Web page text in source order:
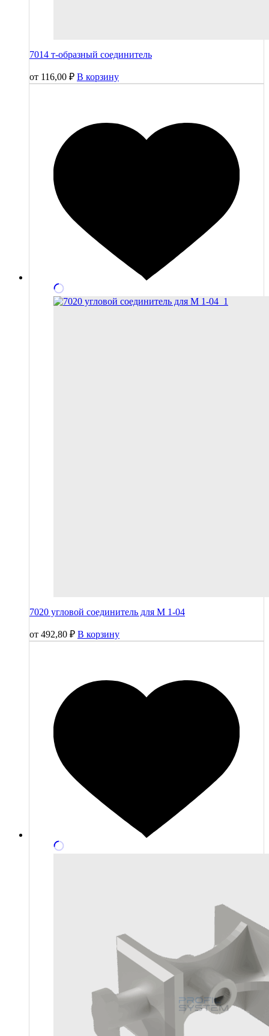
7014 т-образный соединитель
от 116,00 ₽ В корзину
7020 угловой соединитель для М 1-04
от 492,80 ₽ В корзину